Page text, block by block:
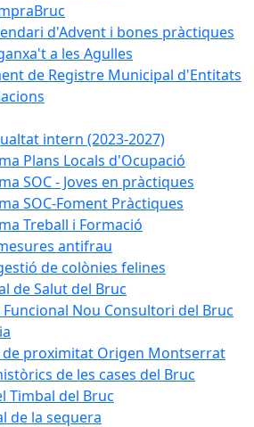
d'Advent i bones pràctiques
a les Agulles
de Registre Municipal d'Entitats
intern (2023-2027)
Plans Locals d'Ocupació
SOC - Joves en pràctiques
SOC-Foment Pràctiques
Treball i Formació
antifrau
de colònies felines
de Salut del Bruc
Funcional Nou Consultori del Bruc
proximitat Origen Montserrat
de les cases del Bruc
Timbal del Bruc
de la sequera